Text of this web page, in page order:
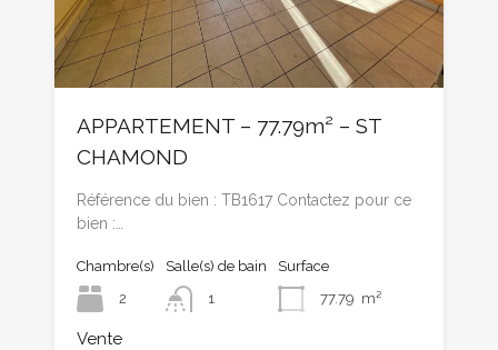
APPARTEMENT – 77.79m² – ST
CHAMOND
Référence du bien : TB1617 Contactez pour ce
bien :…
Chambre(s)
2
Salle(s) de bain
1
Surface
77.79 m²
Vente